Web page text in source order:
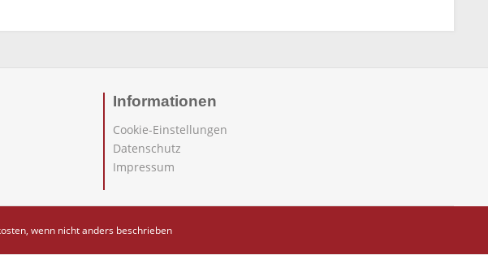
Informationen
Cookie-Einstellungen
Datenschutz
Impressum
, wenn nicht anders beschrieben